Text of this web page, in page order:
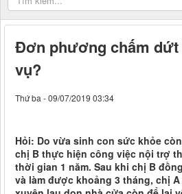
Đơn phương chấm dứt
vụ?
Thứ ba - 09/07/2019 03:34
Hỏi: Do vừa sinh con sức khỏe
chị B thực hiện công việc nội trợ
thời gian 1 năm. Sau khi chị B
và làm được khoảng 3 tháng, chị